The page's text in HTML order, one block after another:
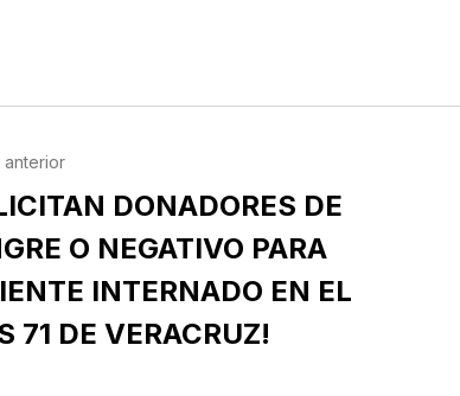
anterior
DONADORES DE
O NEGATIVO PARA
INTERNADO EN EL
71 DE VERACRUZ!